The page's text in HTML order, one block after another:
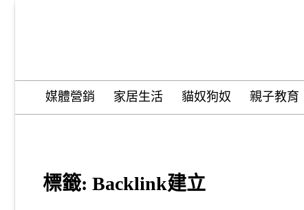
Wordify Pro
媒體營銷 家居生活 貓奴狗奴 親子教育
標籤: Backlink建立